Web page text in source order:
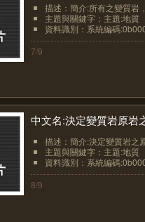
描述：簡介:所有之變質岩
主題與關鍵字：主題:地質
資料識別：系統編碼
7/9
中文名:決定變質岩原岩
描述：簡介:決定變質岩之
主題與關鍵字：主題:地質
資料識別：系統編碼
8/9